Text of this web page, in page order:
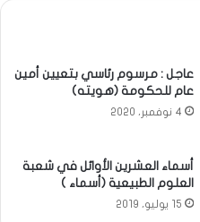
عاجل : مرسوم رئاسي بتعيين أمين
عام للحكومة (هويته)
4 نوفمبر، 2020
أسماء العشرين الأوائل في شعبة
العلوم الطبيعية (أسماء )
15 يوليو، 2019